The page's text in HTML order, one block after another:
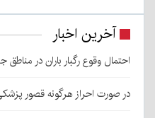
آخرین اخبار
احتمال وقوع رگبار باران در
در صورت احراز هرگونه قصور